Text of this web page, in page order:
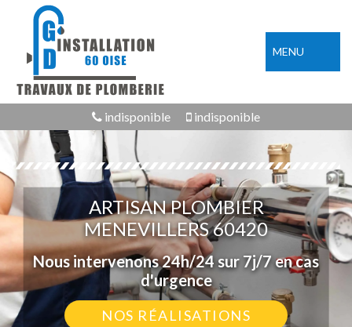
MENU
indisponible indisponible
ARTISAN PLOMBIER
MENEVILLERS 60420
Nous intervenons 24h/24 sur 7j/7 en cas
d'urgence
NOS RÉALISATIONS